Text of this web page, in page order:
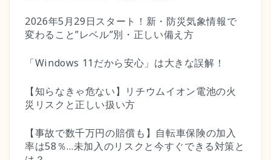
2026年5月29日スタート！新・防災気象情報で
変わること”レベル”別・正しい備え方
「Windows 11だから安心」は大きな誤解！
【知らなきゃ危ない】リチウムイオン電池の火
災リスクと正しい扱い方
【事故で数千万円の賠償も】自転車保険の加入
率は58％…未加入のリスクと今すぐできる対策と